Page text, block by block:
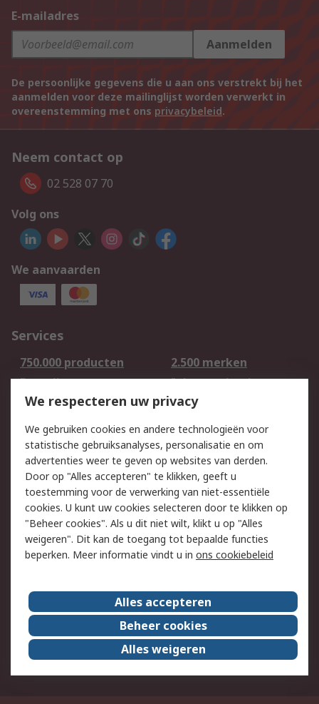
E-mailadres
Aanmelden
De persoonlijke gegevens die u aan ons verstrekt bij het
aanmelden voor deze mailinglijst worden verwerkt in
overeenstemming met ons privacybeleid.
Neem contact op
02 528 07 70
Volg ons
We aanvaarden
Services
750.000 producten
2.500 merken
Bestellen
Inkoopoplossingen
Retouren
Technisch advies
Track & Trace
Wettelijk
Cookiebeleid
Email veiligheid
Privacybeleid -
Bijgewerkt
Websitevoorwaarden
Algemene
verkoopvoorwaarden
Over RS
RS Group
Over ons
RS wereldwijd
Werken bij RS
ESG
We respecteren uw privacy
We gebruiken cookies en andere technologieën voor
statistische gebruiksanalyses, personalisatie en om
advertenties weer te geven op websites van derden.
Door op "Alles accepteren" te klikken, geeft u
toestemming voor de verwerking van niet-essentiële
cookies. U kunt uw cookies selecteren door te klikken op
"Beheer cookies". Als u dit niet wilt, klikt u op "Alles
weigeren". Dit kan de toegang tot bepaalde functies
beperken. Meer informatie vindt u in ons cookiebeleid
Alles accepteren
Beheer cookies
Alles weigeren